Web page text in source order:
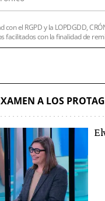
con el RGPD y la LOPDGDD,
facilitados con la finalidad de
A LOS